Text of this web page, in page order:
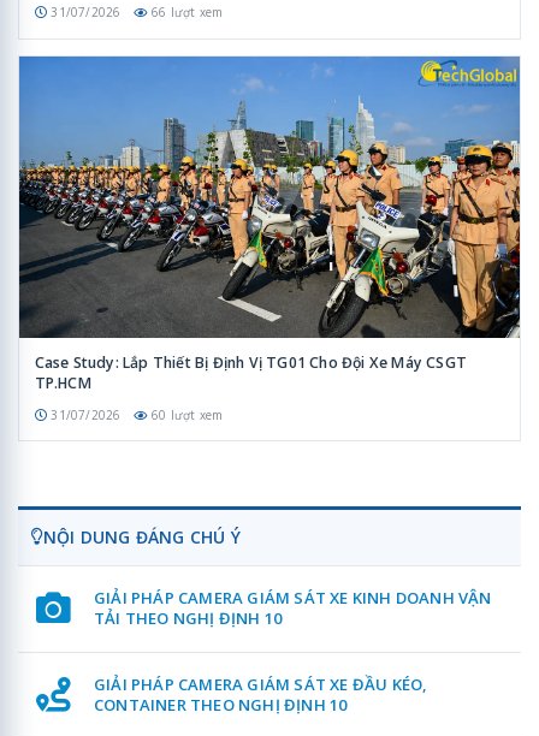
31/07/2026 66 lượt xem
Case Study: Lắp Thiết Bị Định Vị TG01 Cho Đội Xe Máy CSGT
TP.HCM
31/07/2026 60 lượt xem
NỘI DUNG ĐÁNG CHÚ Ý
GIẢI PHÁP CAMERA GIÁM SÁT XE KINH DOANH VẬN
TẢI THEO NGHỊ ĐỊNH 10
GIẢI PHÁP CAMERA GIÁM SÁT XE ĐẦU KÉO,
CONTAINER THEO NGHỊ ĐỊNH 10